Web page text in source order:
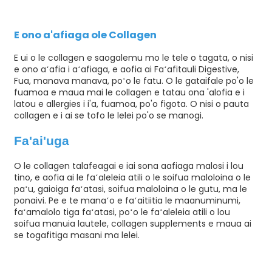
E ono a'afiaga ole Collagen
E ui o le collagen e saogalemu mo le tele o tagata, o nisi
e ono aʻafia i aʻafiaga, e aofia ai Faʻafitauli Digestive,
Fua, manava manava, poʻo le fatu. O le gataifale po'o le
fuamoa e maua mai le collagen e tatau ona 'alofia e i
latou e allergies i i'a, fuamoa, po'o figota. O nisi o pauta
collagen e i ai se tofo le lelei po'o se manogi.
Fa'ai'uga
O le collagen talafeagai e iai sona aafiaga malosi i lou
tino, e aofia ai le faʻaleleia atili o le soifua maloloina o le
paʻu, gaioiga faʻatasi, soifua maloloina o le gutu, ma le
ponaivi. Pe e te manaʻo e faʻaitiitia le maanuminumi,
faʻamalolo tiga faʻatasi, poʻo le faʻaleleia atili o lou
soifua manuia lautele, collagen supplements e maua ai
se togafitiga masani ma lelei.